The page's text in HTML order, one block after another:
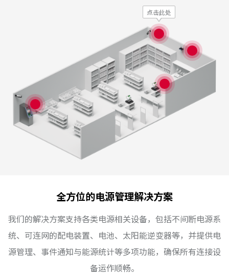
点击此处
全方位的电源管理解决方案
我们的解决方案支持各类电源相关设备，包括不间断电源系
统、可连网的配电装置、电池、太阳能逆变器等，并提供电
源管理、事件通知与能源统计等多项功能，确保所有连接设
备运作顺畅。